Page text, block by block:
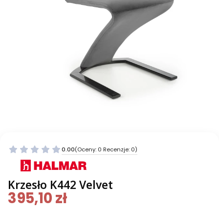
0.00(Oceny: 0 Recenzje: 0)
Krzesło K442 Velvet
395,10 zł